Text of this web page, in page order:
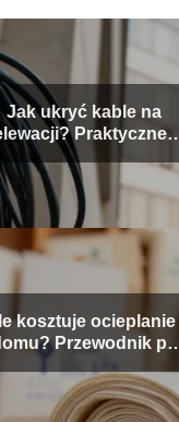
Jak ukryć kable na
Praktyczne i
estetyczne sposoby
Ile kosztuje ocieplanie
Przewodnik po